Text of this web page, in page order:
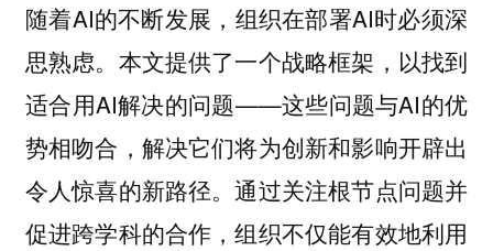
随着AI的不断发展，组织在部署AI时必须深
思熟虑。本文提供了一个战略框架，以找到
适合用AI解决的问题——这些问题与AI的优
势相吻合，解决它们将为创新和影响开辟出
令人惊喜的新路径。通过关注根节点问题并
促进跨学科的合作，组织不仅能有效地利用